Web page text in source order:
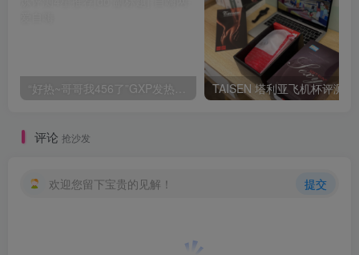
“好热~哥哥我456了”GXP发热试炼评测4星推荐[db:副标题]
评论 抢沙发
欢迎您留下宝贵的见解！ 提交